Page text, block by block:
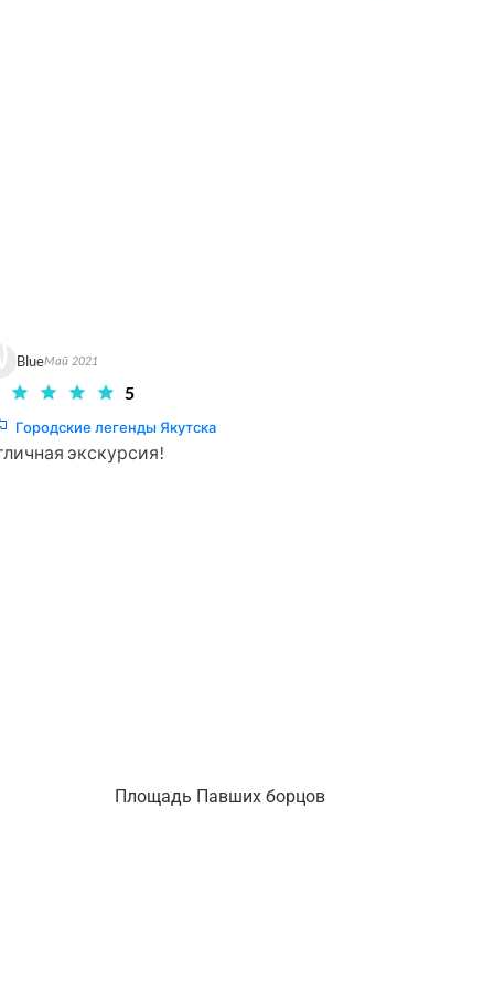
BlueМай 2021
5
Городские легенды Якутска
экскурсия!
Площадь Павших борцов